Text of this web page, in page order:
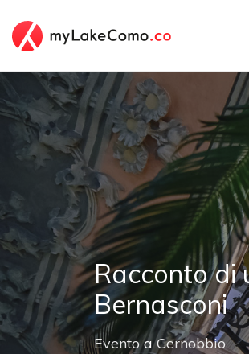
Racconto di
Bernasconi
EventoaCernobbio